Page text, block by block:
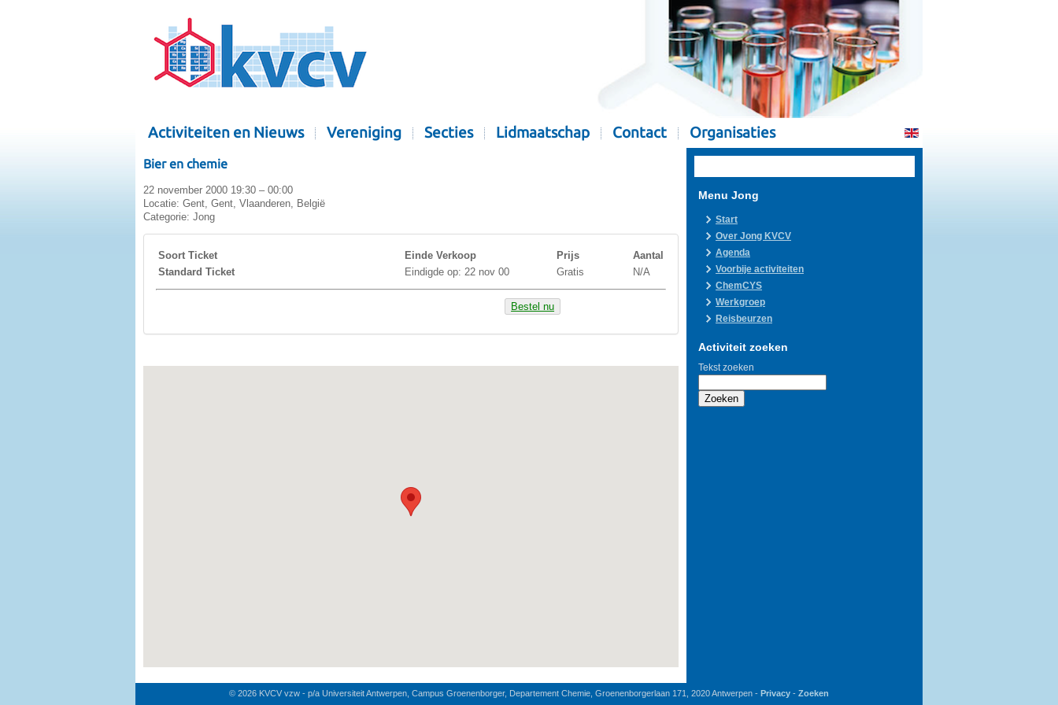
Activiteiten en Nieuws Vereniging Secties Lidmaatschap Contact Organisaties
Bier en chemie
22 november 2000 19:30 – 00:00
Locatie: Gent, Gent, Vlaanderen, België
Categorie: Jong
Soort Ticket Einde Verkoop Prijs
Aantal
Standard Ticket
Eindigde op: 22 nov 00 Gratis N/A
Bestel nu
Menu Jong
Start
Over Jong KVCV
Agenda
Voorbije activiteiten
ChemCYS
Werkgroep
Reisbeurzen
Activiteit zoeken
Tekst zoeken
Zoeken
© 2026 KVCV vzw - p/a Universiteit Antwerpen, Campus Groenenborger, Departement Chemie, Groenenborgerlaan 171, 2020 Antwerpen - Privacy - Zoeken